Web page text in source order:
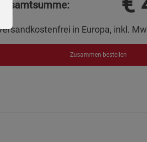
Gesamtsumme:
in Europa, inkl.
Zusammen bestellen